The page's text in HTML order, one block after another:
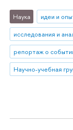
Наука идеи и
исследования и
репортаж о